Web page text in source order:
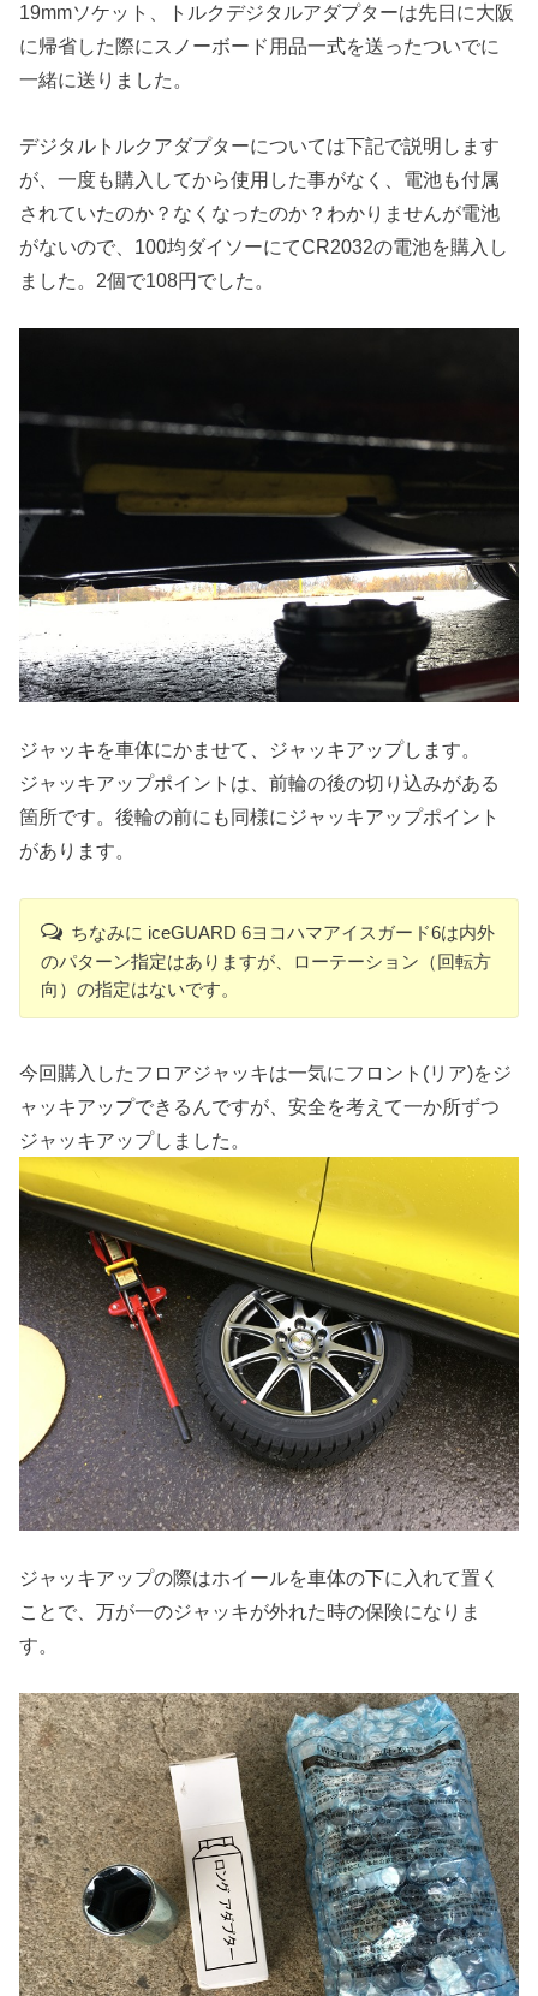
19mmソケット、トルクデジタルアダプターは先日に大阪
に帰省した際にスノーボード用品一式を送ったついでに
一緒に送りました。
デジタルトルクアダプターについては下記で説明します
が、一度も購入してから使用した事がなく、電池も付属
されていたのか？なくなったのか？わかりませんが電池
がないので、100均ダイソーにてCR2032の電池を購入し
ました。2個で108円でした。
ジャッキを車体にかませて、ジャッキアップします。
ジャッキアップポイントは、前輪の後の切り込みがある
箇所です。後輪の前にも同様にジャッキアップポイント
があります。
ちなみに iceGUARD 6ヨコハマアイスガード6は内外
のパターン指定はありますが、ローテーション（回転方
向）の指定はないです。
今回購入したフロアジャッキは一気にフロント(リア)をジ
ャッキアップできるんですが、安全を考えて一か所ずつ
ジャッキアップしました。
ジャッキアップの際はホイールを車体の下に入れて置く
ことで、万が一のジャッキが外れた時の保険になりま
す。